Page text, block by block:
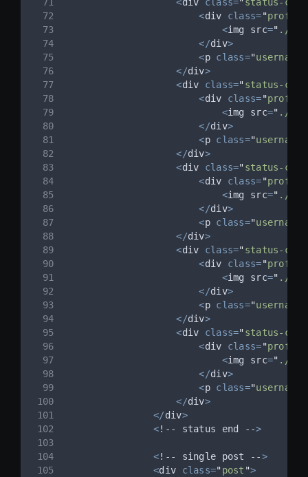
<div class="
<img src=" ./
</div>
<p class="username
</div>
<div class="status-card
<div class="
<img src=" ./
</div>
<p class="username
</div>
<div class="status-card
<div class="
<img src=" ./
</div>
<p class="username
</div>
<div class="status-card
<div class="
<img src=" ./
</div>
<p class="username
</div>
<div class="status-card
<div class="
<img src=" ./
</div>
<p class="username
</div>
</div>
<! -- status end -->
<! -- single post -->
<div class="post ">